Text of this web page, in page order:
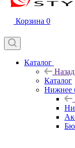
Корзина 0
Каталог
Назад
Каталог
Нижнее